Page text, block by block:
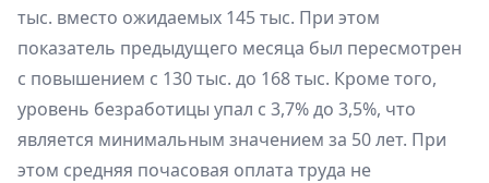
тыс. вместо ожидаемых 145 тыс. При этом
показатель предыдущего месяца был пересмотрен
с повышением с 130 тыс. до 168 тыс. Кроме того,
уровень безработицы упал с 3,7% до 3,5%, что
является минимальным значением за 50 лет. При
этом средняя почасовая оплата труда не